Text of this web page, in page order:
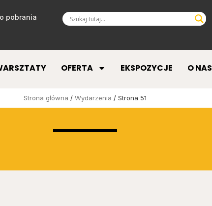
pobrania
OFERTA EKSPOZYCJE O NAS
Strona główna / Wydarzenia / Strona 51